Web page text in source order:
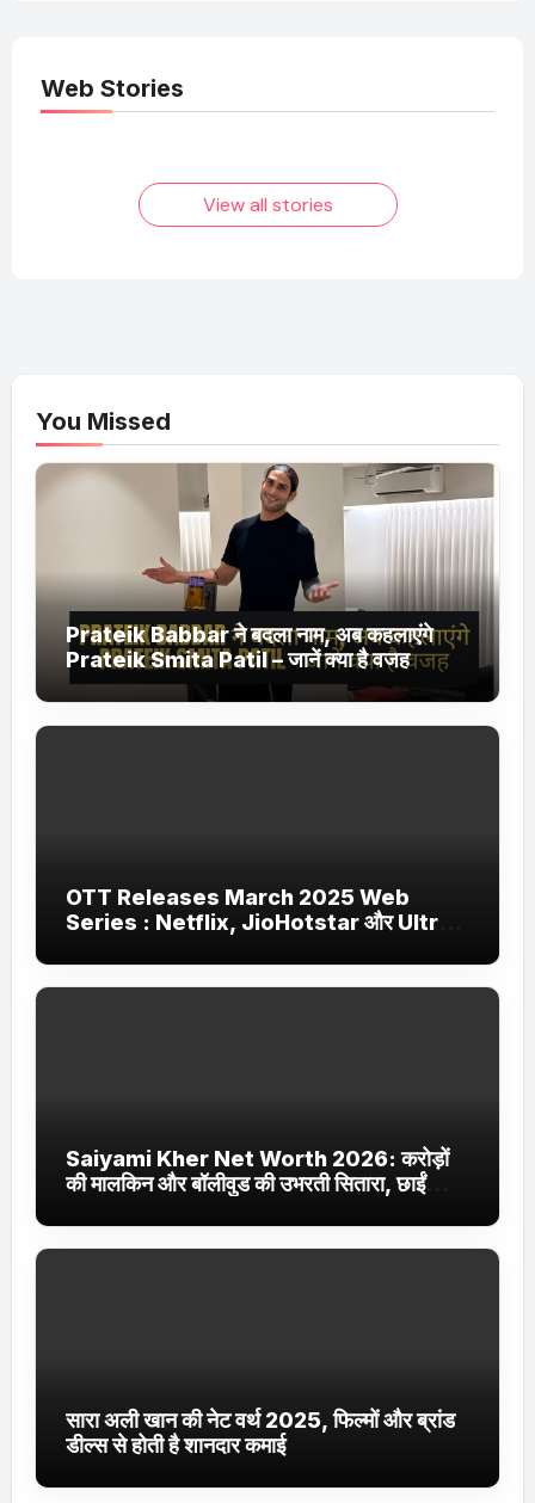
Web Stories
Elvish Yadav: एक
आम लड़के से यूट्यूबर
फिल्मों का जादू और उनका
View all stories
You Missed
Prateik Babbar ने बदला नाम, अब कहलाएंगे
Prateik Smita Patil – जानें क्या है वजह
OTT Releases March 2025 Web
Series : Netflix, JioHotstar और Ultra
Saiyami Kher Net Worth 2026: करोड़ों
की मालकिन और बॉलीवुड की उभरती सितारा, छाईं
सारा अली खान की नेट वर्थ 2025, फिल्मों और ब्रांड
डील्स से होती है शानदार कमाई